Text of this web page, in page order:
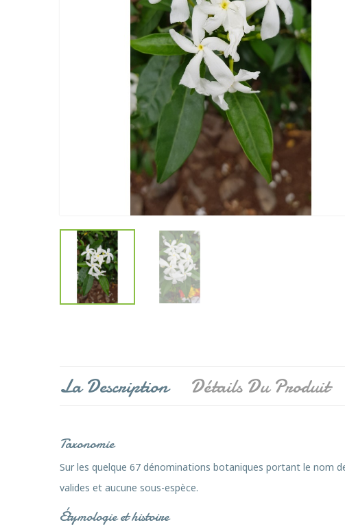
La Description Détails Du Produit
Taxonomie
Sur les quelque 67 dénominations botaniques portant le nom
valides et aucune sous-espèce.
Étymologie et histoire